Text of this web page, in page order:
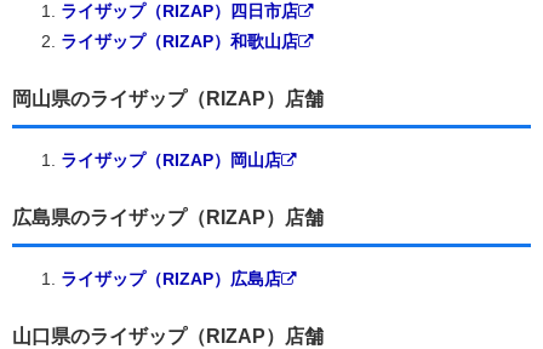
ライザップ（RIZAP）四日市店
ライザップ（RIZAP）和歌山店
岡山県のライザップ（RIZAP）店舗
ライザップ（RIZAP）岡山店
広島県のライザップ（RIZAP）店舗
ライザップ（RIZAP）広島店
山口県のライザップ（RIZAP）店舗